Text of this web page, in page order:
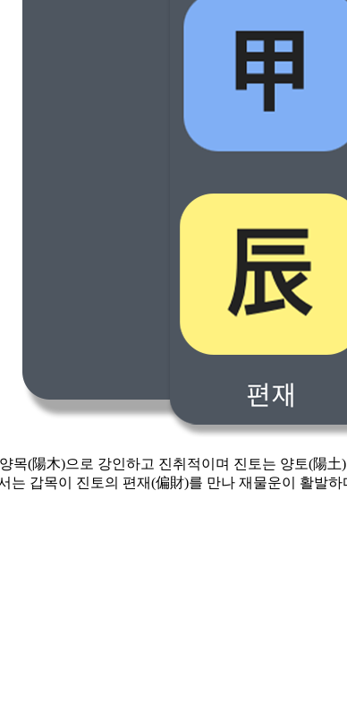
목(陽木)으로 강인하고 진취적이며 진토는 양토(陽
갑목이 진토의 편재(偏財)를 만나 재물운이 활발하